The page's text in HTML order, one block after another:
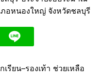
รียน–รองเท้า ช่วยเหลือ